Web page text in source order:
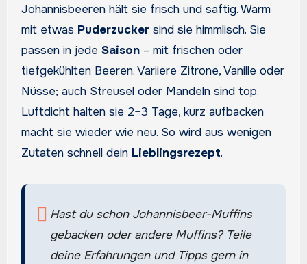
Johannisbeeren hält sie frisch und saftig. Warm
mit etwas Puderzuckersind sie himmlisch. Sie
passen in jede Saison– mit frischen oder
tiefgekühlten Beeren. Variiere Zitrone, Vanille oder
Nüsse; auch Streusel oder Mandeln sind top.
Luftdicht halten sie 2–3 Tage, kurz aufbacken
macht sie wieder wie neu. So wird aus wenigen
Zutaten schnell dein Lieblingsrezept.
Hast du schon Johannisbeer-Muffins
gebacken oder andere Muffins? Teile
deine Erfahrungen und Tipps gern in